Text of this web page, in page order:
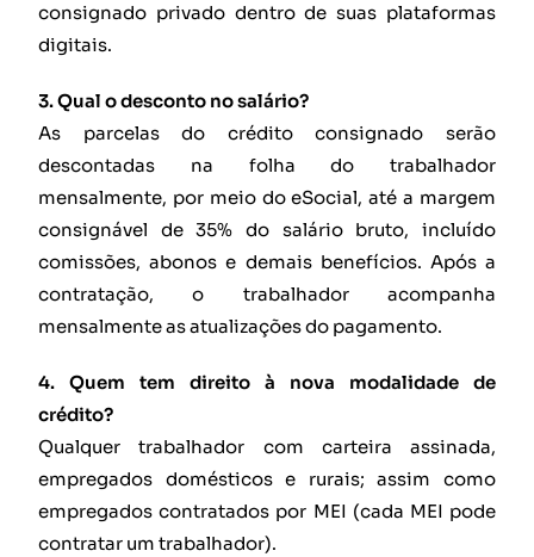
consignado privado dentro de suas plataformas
digitais.
3. Qual o desconto no salário?
As parcelas do crédito consignado serão
descontadas na folha do trabalhador
mensalmente, por meio do eSocial, até a margem
consignável de 35% do salário bruto, incluído
comissões, abonos e demais benefícios. Após a
contratação, o trabalhador acompanha
mensalmente as atualizações do pagamento.
4. Quem tem direito à nova modalidade de
crédito?
Qualquer trabalhador com carteira assinada,
empregados domésticos e rurais; assim como
empregados contratados por MEI (cada MEI pode
contratar um trabalhador).